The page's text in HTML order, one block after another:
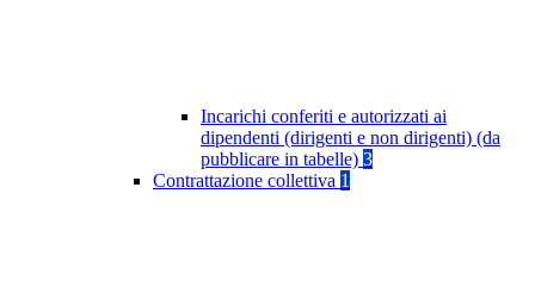
Incarichi conferiti e autorizzati ai
dipendenti (dirigenti e non dirigenti) (da
pubblicare in tabelle) 3
Contrattazione collettiva 1